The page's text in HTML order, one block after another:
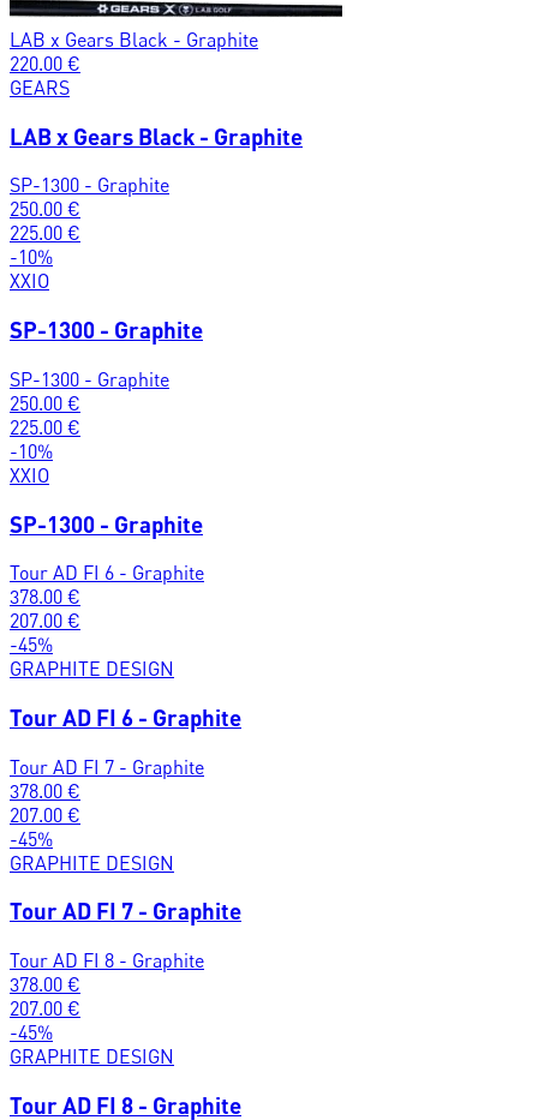
LAB x Gears Black - Graphite
220.00 €
GEARS
LAB x Gears Black - Graphite
SP-1300 - Graphite
250.00 €
225.00 €
-10%
XXIO
SP-1300 - Graphite
SP-1300 - Graphite
250.00 €
225.00 €
-10%
XXIO
SP-1300 - Graphite
Tour AD FI 6 - Graphite
378.00 €
207.00 €
-45%
GRAPHITE DESIGN
Tour AD FI 6 - Graphite
Tour AD FI 7 - Graphite
378.00 €
207.00 €
-45%
GRAPHITE DESIGN
Tour AD FI 7 - Graphite
Tour AD FI 8 - Graphite
378.00 €
207.00 €
-45%
GRAPHITE DESIGN
Tour AD FI 8 - Graphite